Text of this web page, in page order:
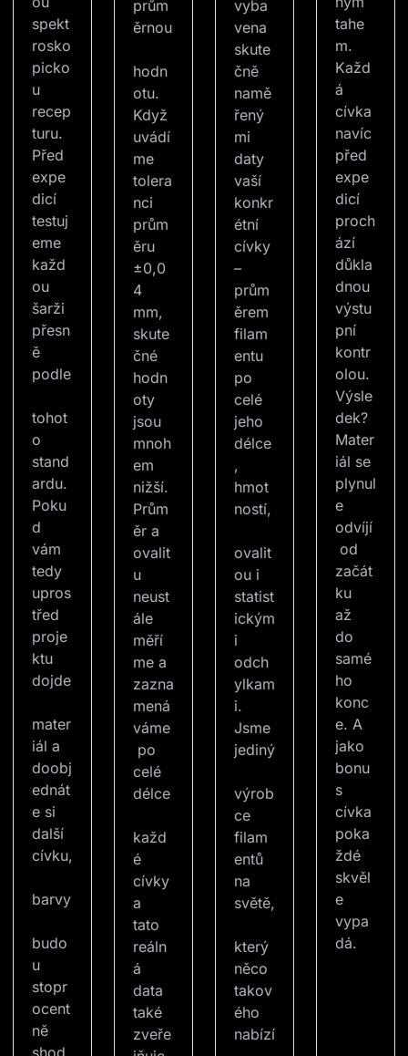
spekt
rosko
picko
u
recep
turu.
Před
expe
dicí
testuj
eme
každ
ou
šarži
přesn
ě
podle
tohot
o
stand
ardu.
Poku
d
vám
tedy
upros
třed
proje
ktu
dojde
mater
iál a
doobj
ednát
e si
další
cívku,
barvy
budo
u
stopr
ocent
ně
shod
prům
ěrnou
hodn
otu.
Když
uvádí
me
tolera
nci
prům
ěru
±0,0
4
mm,
skute
čné
hodn
oty
jsou
mnoh
em
nižší.
Prům
ěr a
ovalit
u
neust
ále
měří
me a
zazna
mená
váme
po
celé
délce
každ
é
cívky
a
tato
reáln
á
data
také
zveře
vyba
vena
skute
čně
namě
řený
mi
daty
vaší
konkr
étní
cívky
–
prům
ěrem
filam
entu
po
celé
jeho
délce
,
hmot
ností,
ovalit
ou i
statist
ickým
i
odch
ylkam
i.
Jsme
jediný
výrob
ce
filam
entů
na
světě,
který
něco
takov
ého
nabízí
tahe
m.
Každ
á
cívka
navíc
před
expe
dicí
proch
ází
důkla
dnou
výstu
pní
kontr
olou.
Výsle
dek?
Mater
iál se
plynul
e
odvíjí
od
začát
ku
až
do
samé
ho
konc
e. A
jako
bonu
s
cívka
poka
ždé
skvěl
e
vypa
dá.